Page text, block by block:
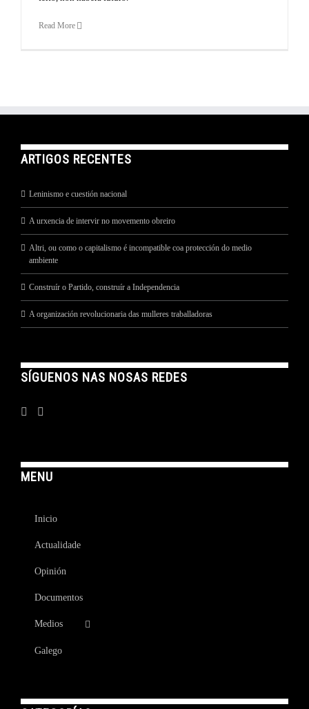
Read More
ARTIGOS RECENTES
Leninismo e cuestión nacional
A urxencia de intervir no movemento obreiro
Altri, ou como o capitalismo é incompatible coa protección do medio
ambiente
Construír o Partido, construír a Independencia
A organización revolucionaria das mulleres traballadoras
SÍGUENOS NAS NOSAS REDES
MENU
Inicio
Actualidade
Opinión
Documentos
Medios
Galego